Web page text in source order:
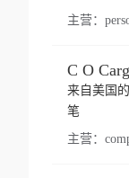
主营：
C O
来自美国
笔
主营：